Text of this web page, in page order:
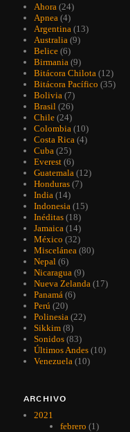
Ahora (24)
Apnea (4)
Argentina (13)
Australia (9)
Belice (6)
Birmania (9)
Bitácora Chilota (12)
Bitácora Pacífico (35)
Bolivia (7)
Brasil (26)
Chile (24)
Colombia (10)
Costa Rica (4)
Cuba (25)
Everest (6)
Guatemala (12)
Honduras (7)
India (14)
Indonesia (15)
Inéditas (18)
Jamaica (14)
México (32)
Miscelánea (80)
Nepal (6)
Nicaragua (9)
Nueva Zelanda (17)
Panamá (6)
Perú (20)
Polinesia (22)
Sikkim (8)
Sonidos (83)
Últimos Andes (10)
Venezuela (10)
ARCHIVO
2021
febrero (1)